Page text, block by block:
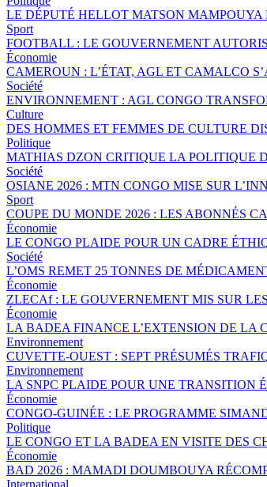
LE DÉPUTÉ HELLOT MATSON
Sport
FOOTBALL : LE GOUVERNEMENT
Économie
CAMEROUN : L’ÉTAT, AGL ET CAMALCO
Société
ENVIRONNEMENT : AGL CONGO
Culture
DES HOMMES ET FEMMES DE CULTURE
Politique
MATHIAS DZON CRITIQUE LA POLITIQUE
Société
OSIANE 2026 : MTN CONGO MISE SUR
Sport
COUPE DU MONDE 2026 : LES ABONNÉS
Économie
LE CONGO PLAIDE POUR UN CADRE
Société
L’OMS REMET 25 TONNES DE
Économie
ZLECAf : LE GOUVERNEMENT MIS SUR
Économie
LA BADEA FINANCE L’EXTENSION DE LA
Environnement
CUVETTE-OUEST : SEPT PRÉSUMÉS
Environnement
LA SNPC PLAIDE POUR UNE TRANSITION
Économie
CONGO-GUINÉE : LE PROGRAMME
Politique
LE CONGO ET LA BADEA EN VISITE DES
Économie
BAD 2026 : MAMADI DOUMBOUYA
International